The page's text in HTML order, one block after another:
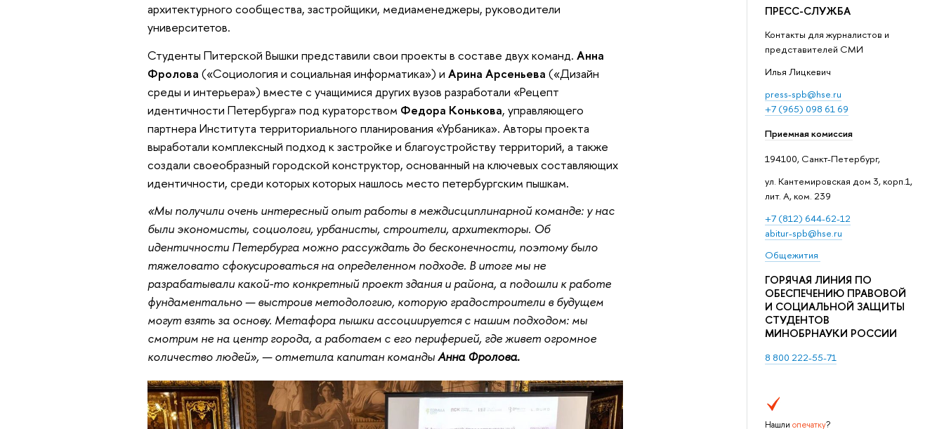
ПРЕСС-СЛУЖБА
Контакты для журналистов и
представителей СМИ
Илья Лицкевич
press-spb@hse.ru
+7 (965) 098 61 69
Приемная комиссия
194100, Санкт-Петербург,
ул. Кантемировская дом 3, корп.1,
лит. А, ком. 239
+7 (812) 644-62-12
abitur-spb@hse.ru
Общежития
ГОРЯЧАЯ ЛИНИЯ ПО
ОБЕСПЕЧЕНИЮ ПРАВОВОЙ
И СОЦИАЛЬНОЙ ЗАЩИТЫ
СТУДЕНТОВ
МИНОБРНАУКИ РОССИИ
8 800 222-55-71
Нашли опечатку?
архитектурного сообщества, застройщики, медиаменеджеры, руководители
университетов.
Студенты Питерской Вышки представили свои проекты в составе двух команд. Анна
Фролова («Социология и социальная информатика») и Арина Арсеньева («Дизайн
среды и интерьера») вместе с учащимися других вузов разработали «Рецепт
идентичности Петербурга» под кураторством Федора Конькова, yправляющего
партнера Института территориального планирования «Урбаника». Авторы проекта
выработали комплексный подход к застройке и благоустройству территорий, а также
создали своеобразный городской конструктор, основанный на ключевых составляющих
идентичности, среди которых которых нашлось место петербургским пышкам.
«Мы получили очень интересный опыт работы в междисциплинарной команде: у нас
были экономисты, социологи, урбанисты, строители, архитекторы. Об
идентичности Петербурга можно рассуждать до бесконечности, поэтому было
тяжеловато сфокусироваться на определенном подходе. В итоге мы не
разрабатывали какой-то конкретный проект здания и района, а подошли к работе
фундаментально — выстроив методологию, которую градостроители в будущем
могут взять за основу. Метафора пышки ассоциируется с нашим подходом: мы
смотрим не на центр города, а работаем с его периферией, где живет огромное
количество людей», — отметила капитан командыАнна Фролова.